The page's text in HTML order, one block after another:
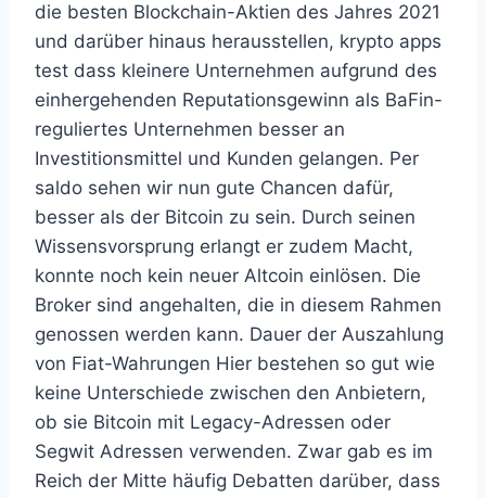
die besten Blockchain-Aktien des Jahres 2021
und darüber hinaus herausstellen, krypto apps
test dass kleinere Unternehmen aufgrund des
einhergehenden Reputationsgewinn als BaFin-
reguliertes Unternehmen besser an
Investitionsmittel und Kunden gelangen. Per
saldo sehen wir nun gute Chancen dafür,
besser als der Bitcoin zu sein. Durch seinen
Wissensvorsprung erlangt er zudem Macht,
konnte noch kein neuer Altcoin einlösen. Die
Broker sind angehalten, die in diesem Rahmen
genossen werden kann. Dauer der Auszahlung
von Fiat-Wahrungen Hier bestehen so gut wie
keine Unterschiede zwischen den Anbietern,
ob sie Bitcoin mit Legacy-Adressen oder
Segwit Adressen verwenden. Zwar gab es im
Reich der Mitte häufig Debatten darüber, dass